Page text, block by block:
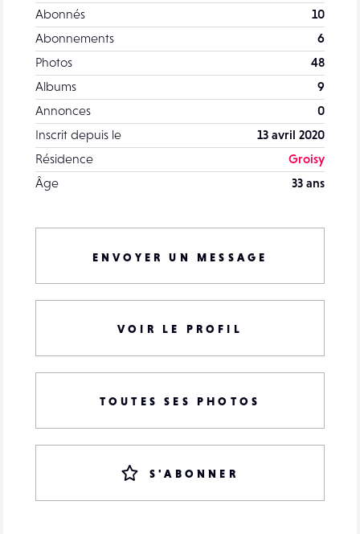
Abonnés
10
Abonnements
6
Photos
48
Albums
9
Annonces
0
Inscrit depuis le
13 avril 2020
Résidence
Groisy
Âge
33 ans
ENVOYER UN MESSAGE
VOIR LE PROFIL
TOUTES SES PHOTOS
S'ABONNER